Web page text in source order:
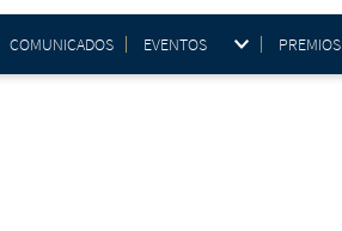
COMUNICADOS EVENTOS PREMIOS